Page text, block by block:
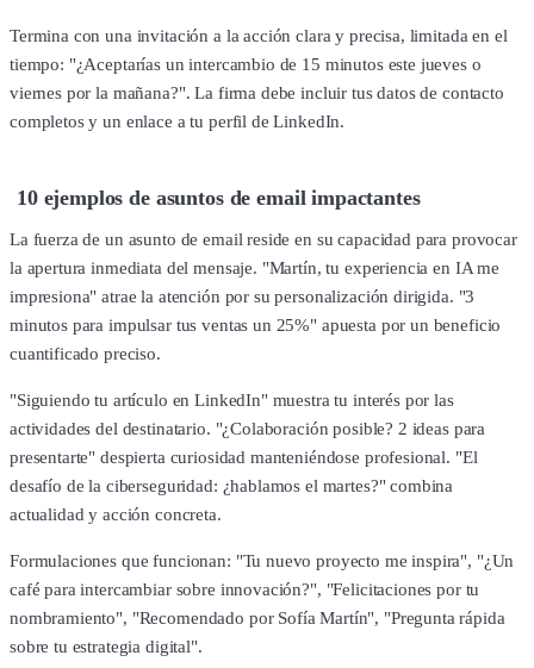
Termina con una invitación a la acción clara y precisa, limitada en el
tiempo: "¿Aceptarías un intercambio de 15 minutos este jueves o
viernes por la mañana?". La firma debe incluir tus datos de contacto
completos y un enlace a tu perfil de LinkedIn.
10 ejemplos de asuntos de email impactantes
La fuerza de un asunto de email reside en su capacidad para provocar
la apertura inmediata del mensaje. "Martín, tu experiencia en IA me
impresiona" atrae la atención por su personalización dirigida. "3
minutos para impulsar tus ventas un 25%" apuesta por un beneficio
cuantificado preciso.
"Siguiendo tu artículo en LinkedIn" muestra tu interés por las
actividades del destinatario. "¿Colaboración posible? 2 ideas para
presentarte" despierta curiosidad manteniéndose profesional. "El
desafío de la ciberseguridad: ¿hablamos el martes?" combina
actualidad y acción concreta.
Formulaciones que funcionan: "Tu nuevo proyecto me inspira", "¿Un
café para intercambiar sobre innovación?", "Felicitaciones por tu
nombramiento", "Recomendado por Sofía Martín", "Pregunta rápida
sobre tu estrategia digital".